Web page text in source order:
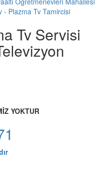
- Plazma Tv Tamircisi
Tv Servisi
YOKTUR